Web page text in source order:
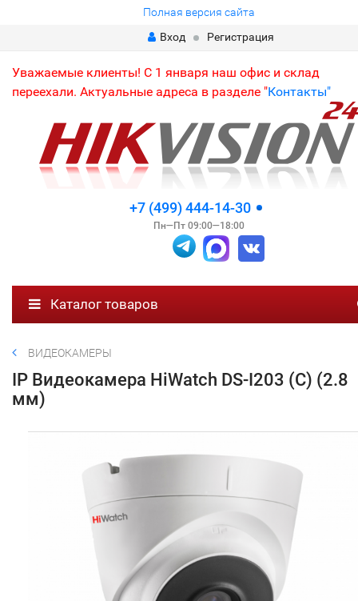
Полная версия сайта
Вход
Регистрация
Уважаемые клиенты! С 1 января наш офис и склад
переехали. Актуальные адреса в разделе "Контакты"
+7 (499) 444-14-30
Пн—Пт 09:00—18:00
Каталог товаров
ВИДЕОКАМЕРЫ
IP Видеокамера HiWatch DS-I203 (C) (2.8
мм)